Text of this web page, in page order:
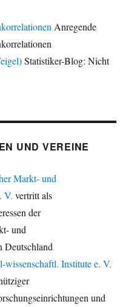
Anregende
Statistiker-Blog: Nicht
UND VEREINE
Markt- und
V. vertritt als
der
und
Deutschland
wissenschaftl. Institute e. V.
und